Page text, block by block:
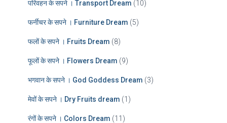
परिवहन के सपने । Transport Dream (10)
फर्नीचर के सपने । Furniture Dream (5)
फलों के सपने । Fruits Dream (8)
फूलों के सपने । Flowers Dream (9)
भगवान के सपने । God Goddess Dream (3)
मेवों के सपने । Dry Fruits dream (1)
रंगों के सपने । Colors Dream (11)